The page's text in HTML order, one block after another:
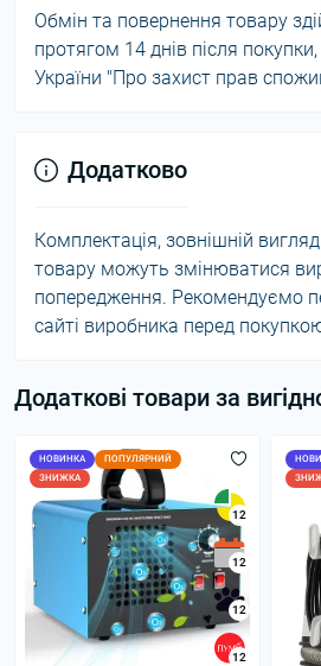
Обмін та повернення товару
протягом 14 днів після
України "Про захист прав
Додатково
Комплектація, зовнішній
товару можуть змінюватися
попередження. Рекомендуємо
сайті виробника перед
Додаткові товари за
НОВИНКА
ПОПУЛЯРНИЙ
ЗНИЖКА
12
12
12
12